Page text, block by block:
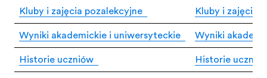
Kluby i zajęcia pozalekcyjne Kluby i zajęcia
Wyniki akademickie i uniwersyteckie Wyniki
Historie uczniów Historie